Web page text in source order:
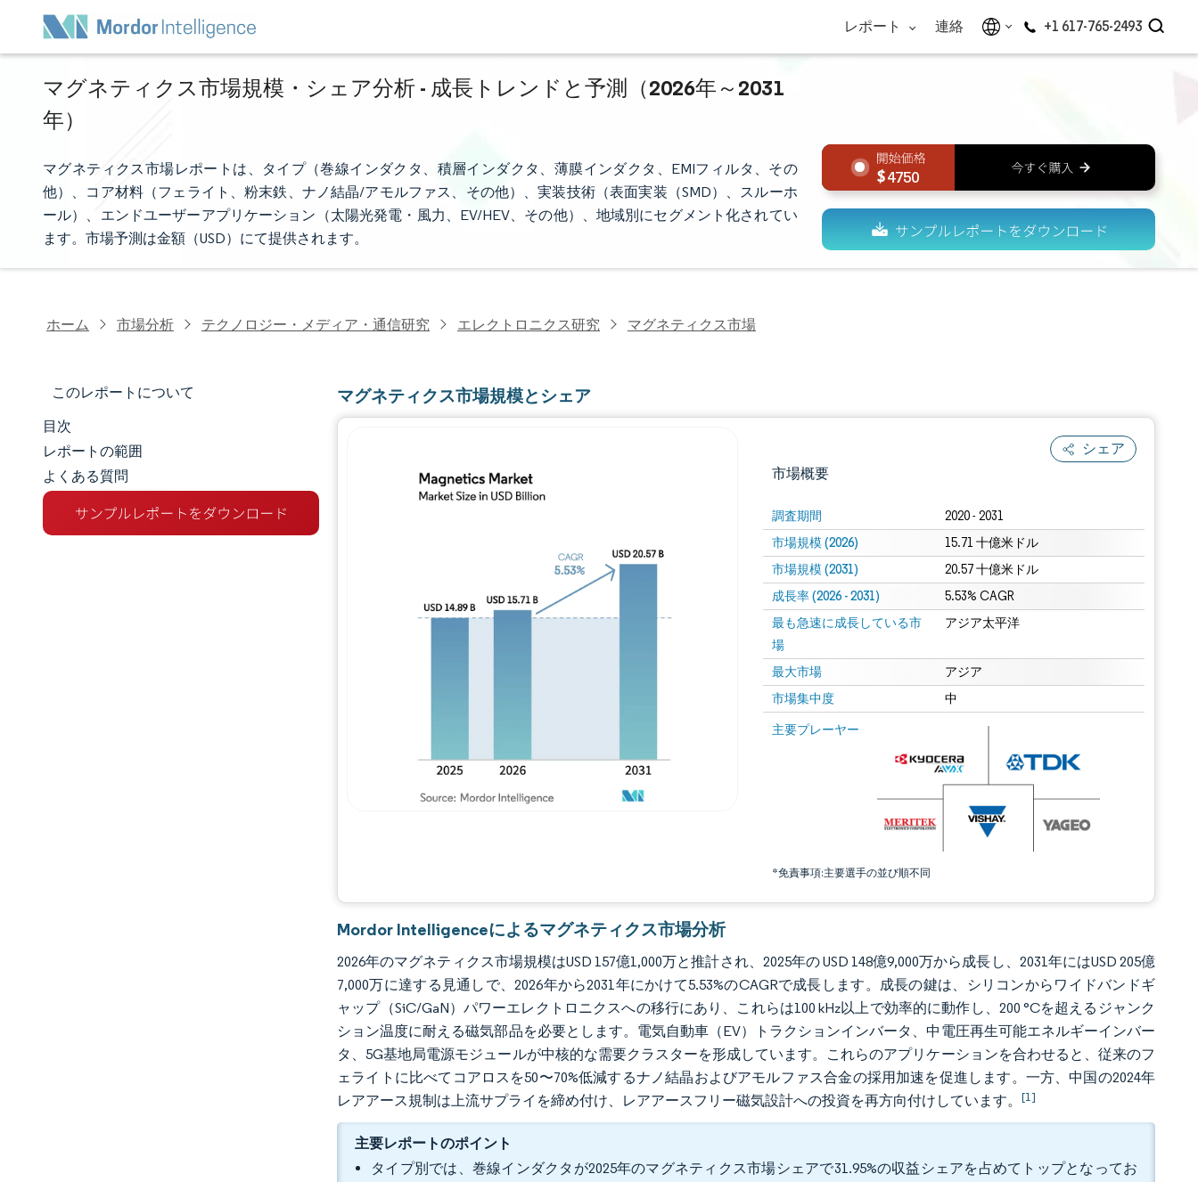
レポート 連絡 +1 617-765-2493
マグネティクス市場規模・シェア分析 - 成長トレンドと予測（2026年～2031
年）
マグネティクス市場レポートは、タイプ（巻線インダクタ、積層インダクタ、薄膜インダクタ、EMIフィルタ、その
他）、コア材料（フェライト、粉末鉄、ナノ結晶/アモルファス、その他）、実装技術（表面実装（SMD）、スルーホ
ール）、エンドユーザーアプリケーション（太陽光発電・風力、EV/HEV、その他）、地域別にセグメント化されてい
ます。市場予測は金額（USD）にて提供されます。
4750
ホーム 市場分析 テクノロジー・メディア・通信研究 エレクトロニクス研究 マグネティクス市場
このレポートについて
市場規模とシェア
市場分析
トレンドとインサイト
目次
レポートの範囲
よくある質問
マグネティクス市場規模とシェア
シェア
市場概要
調査期間 2020 - 2031
市場規模 (2026) 15.71 十億米ドル
市場規模 (2031) 20.57 十億米ドル
成長率 (2026 - 2031) 5.53% CAGR
最も急速に成長している市
場
アジア太平洋
最大市場 アジア
市場集中度 中
主要プレーヤー
*免責事項:主要選手の並び順不同
画像 © Mordor Intelligence。再利用にはCC BY 4.0の表示が必要です。
画像 © Mordor Intelligence。再利用にはCC BY 4.0の表示が必要です。
Mordor Intelligenceによるマグネティクス市場分析
2026年のマグネティクス市場規模はUSD 157億1,000万と推計され、2025年の USD 148億9,000万から成長し、2031年にはUSD 205億
7,000万に達する見通しで、2026年から2031年にかけて5.53%のCAGRで成長します。成長の鍵は、シリコンからワイドバンドギ
ャップ（SiC/GaN）パワーエレクトロニクスへの移行にあり、これらは100 kHz以上で効率的に動作し、200 °Cを超えるジャンク
ション温度に耐える磁気部品を必要とします。電気自動車（EV）トラクションインバータ、中電圧再生可能エネルギーインバー
タ、5G基地局電源モジュールが中核的な需要クラスターを形成しています。これらのアプリケーションを合わせると、従来のフ
ェライトに比べてコアロスを50〜70%低減するナノ結晶およびアモルファス合金の採用加速を促進します。一方、中国の2024年
レアアース規制は上流サプライを締め付け、レアアースフリー磁気設計への投資を再方向付けしています。[1]
主要レポートのポイント
タイプ別では、巻線インダクタが2025年のマグネティクス市場シェアで31.95%の収益シェアを占めてトップとなってお